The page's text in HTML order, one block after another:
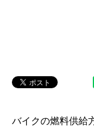
バイクの燃料供給